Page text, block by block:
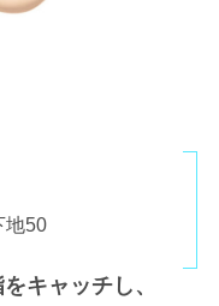
地50
キャッチし、